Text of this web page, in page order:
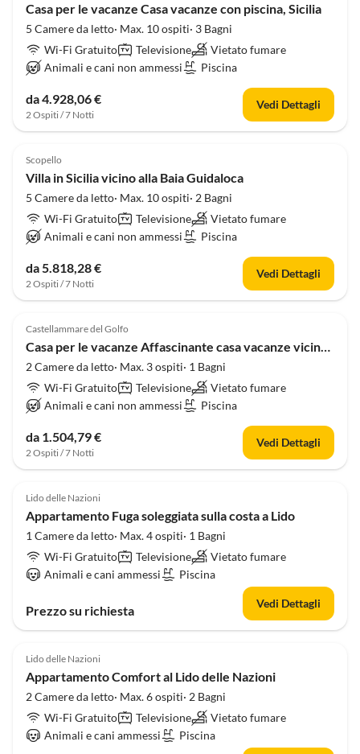
Casa per le vacanze Casa vacanze con piscina, Sicilia
5 Camere da letto· Max. 10 ospiti· 3 Bagni
Wi-Fi Gratuito
Televisione
Vietato fumare
Animali e cani non ammessi
Piscina
da 4.928,06 €
2 Ospiti / 7 Notti
Vedi Dettagli
4.0 (7)
Scopello
Villa in Sicilia vicino alla Baia Guidaloca
5 Camere da letto· Max. 10 ospiti· 2 Bagni
Wi-Fi Gratuito
Televisione
Vietato fumare
Animali e cani non ammessi
Piscina
da 5.818,28 €
2 Ospiti / 7 Notti
Vedi Dettagli
4.0 (7)
Castellammare del Golfo
Casa per le vacanze Affascinante casa vacanze vicino al mare
2 Camere da letto· Max. 3 ospiti· 1 Bagni
Wi-Fi Gratuito
Televisione
Vietato fumare
Animali e cani non ammessi
Piscina
da 1.504,79 €
2 Ospiti / 7 Notti
Vedi Dettagli
4.0 (6)
Lido delle Nazioni
Appartamento Fuga soleggiata sulla costa a Lido
1 Camere da letto· Max. 4 ospiti· 1 Bagni
Wi-Fi Gratuito
Televisione
Vietato fumare
Animali e cani ammessi
Piscina
Prezzo su richiesta Vedi Dettagli
4.0 (1)
Lido delle Nazioni
Appartamento Comfort al Lido delle Nazioni
2 Camere da letto· Max. 6 ospiti· 2 Bagni
Wi-Fi Gratuito
Televisione
Vietato fumare
Animali e cani ammessi
Piscina